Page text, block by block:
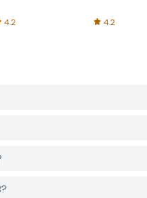
4.2 4.2